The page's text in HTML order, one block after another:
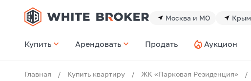
Москва и МО Крым
Купить Арендовать Продать Аукцион
Главная / Купить квартиру / ЖК «Парковая Резиденция» /